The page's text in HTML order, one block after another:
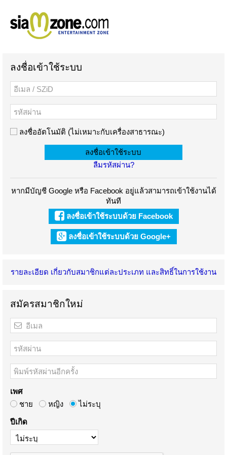
ลงชื่อเข้าใช้ระบบ
ลงชื่ออัตโนมัติ (ไม่เหมาะกับเครื่องสาธารณะ)
ลืมรหัสผ่าน?
หากมีบัญชี Google หรือ Facebook อยู่แล้วสามารถเข้าใช้งานได้
ทันที
ลงชื่อเข้าใช้ระบบด้วย Facebook
ลงชื่อเข้าใช้ระบบด้วย Google+
รายละเอียด เกี่ยวกับสมาชิกแต่ละประเภท และสิทธิ์ในการใช้งาน
สมัครสมาชิกใหม่
เพศ
ชาย
หญิง ไม่ระบุ
ปีเกิด